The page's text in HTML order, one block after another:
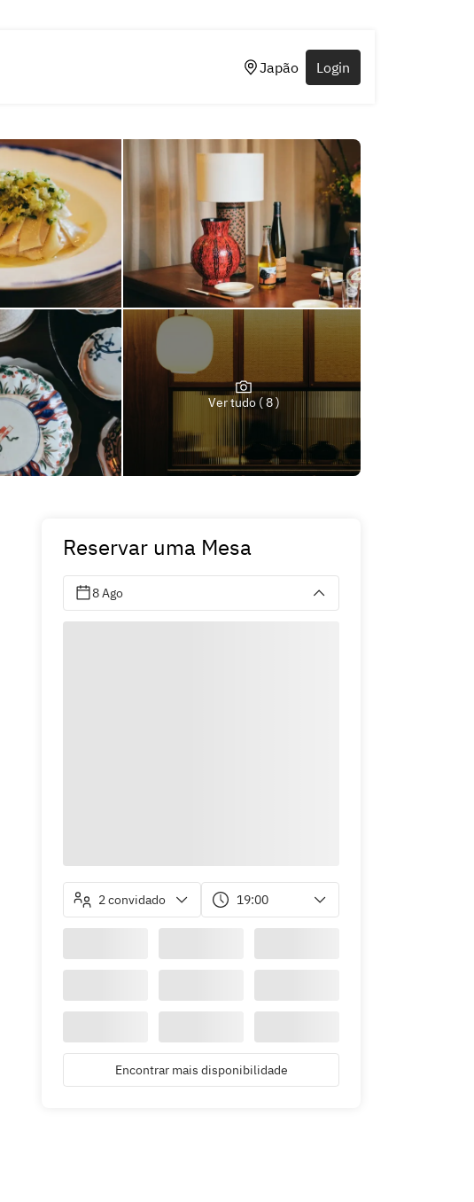
Japão Login
Ver tudo ( 8 )
Reservar uma Mesa
8 Ago
2 convidado 19:00
Encontrar mais disponibilidade